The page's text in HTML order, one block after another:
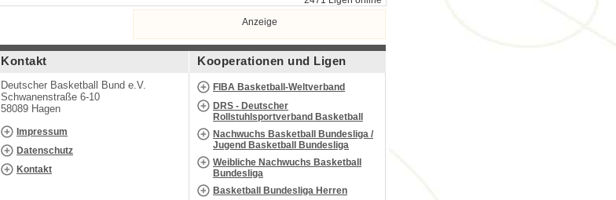
Anzeige
Kontakt
Deutscher Basketball Bund e.V.
Schwanenstraße 6-10
58089 Hagen
Impressum
Datenschutz
Kontakt
Kooperationen und Ligen
FIBA Basketball-Weltverband
DRS - Deutscher
Rollstuhlsportverband Basketball
Nachwuchs Basketball Bundesliga /
Jugend Basketball Bundesliga
Weibliche Nachwuchs Basketball
Bundesliga
Basketball Bundesliga Herren